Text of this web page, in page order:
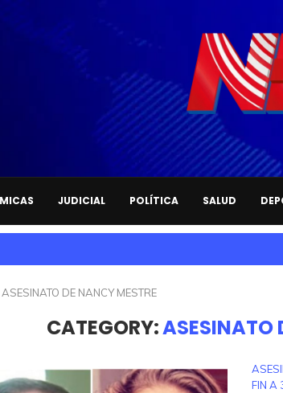
JUDICIAL POLÍTICA SALUD
ASESINATO DE NANCY MESTRE
CATEGORY:ASESINATO
FIN A